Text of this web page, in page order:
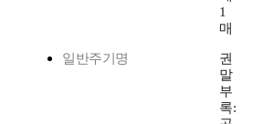
1
매
일반주기명
권
말
부
록: